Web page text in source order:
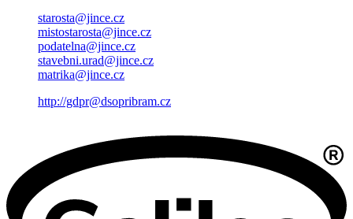
starosta@jince.cz
mistostarosta@jince.cz
podatelna@jince.cz
stavebni.urad@jince.cz
matrika@jince.cz
http://gdpr@dsopribram.cz